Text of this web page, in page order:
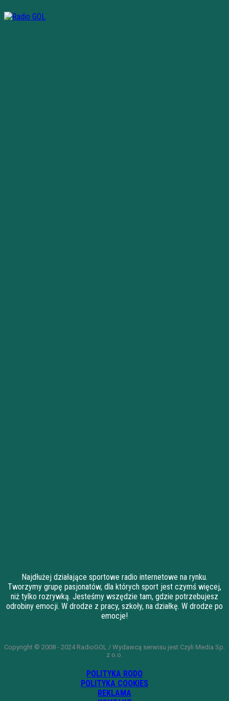
Najdłużej działające sportowe radio internetowe na rynku.
Tworzymy grupę pasjonatów, dla których sport jest czymś więcej,
niż tylko rozrywką. Jesteśmy wszędzie tam, gdzie potrzebujesz
odrobiny emocji. W drodze z pracy, szkoły, na działkę. W drodze po
emocje!
Copyright © 2008 - 2024 RadioGOL / Wydawcą serwisu jest Czyli Media Sp.
z o.o.
POLITYKA RODO
POLITYKA COOKIES
REKLAMA